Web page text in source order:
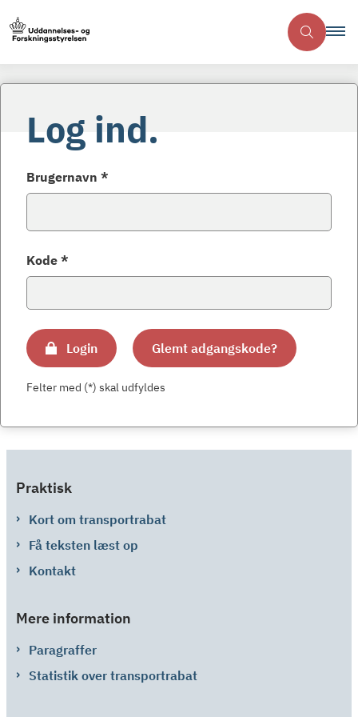
Log ind.
Brugernavn *
Kode *
Login Glemt adgangskode?
Felter med (*) skal udfyldes
Praktisk
Kort om transportrabat
Få teksten læst op
Kontakt
Mere information
Paragraffer
Statistik over transportrabat